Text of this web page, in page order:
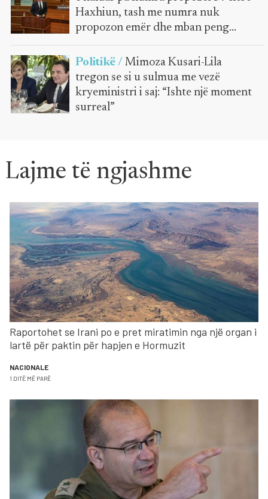
Haxhiun, tash me numra nuk
propozon emër dhe mban peng
Kuvendin
Politikë / Mimoza Kusari-Lila
tregon se si u sulmua me vezë
kryeministri i saj: “Ishte një moment
surreal”
Lajme të ngjashme
Raportohet se Irani po e pret miratimin nga një organ i
lartë për paktin për hapjen e Hormuzit
NACIONALE
1 DITË MË PARË